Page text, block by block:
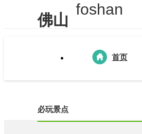
佛山
foshan
首页
必玩景点